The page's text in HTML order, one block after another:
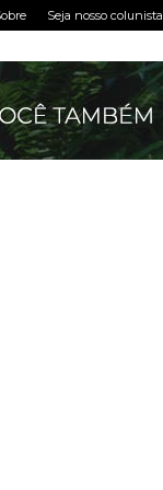
Seja nosso colunista